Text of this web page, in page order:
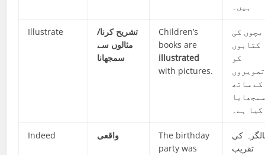
ہیں۔
Illustrate
تشریح کرنا/
مثالوں سے
سمجھانا
Children’s
books are
illustrated
with pictures.
بچوں کی
کتابوں
کو
تصویروں
کے ساتھ
سمجھایا
گیا ہے۔
Indeed واقعی
The birthday
party was
کی
تقریب